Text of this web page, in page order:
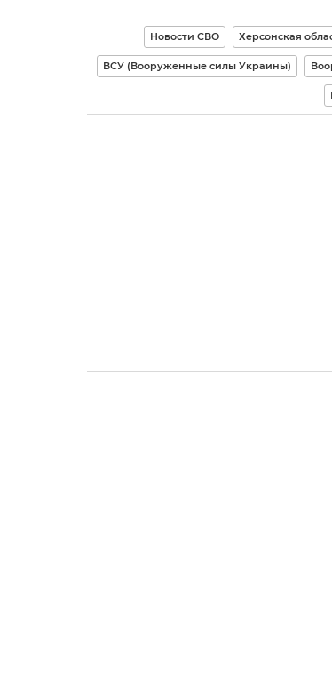
Новости СВО Херсонская
ВСУ (Вооруженные силы Украины)